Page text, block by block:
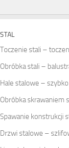
STAL
Toczenie stali –
Obróbka stali –
Hale stalowe –
Obróbka skrawaniem
Spawanie konstrukcji
Drzwi stalowe –